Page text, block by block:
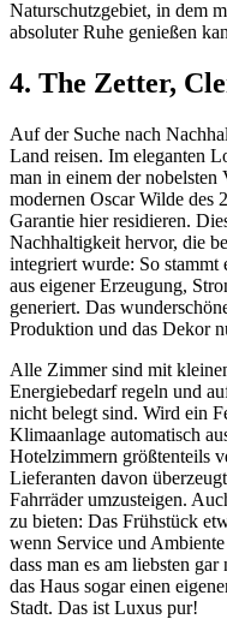
Naturschutzgebiet, in dem
absoluter Ruhe genießen
4. The Zetter,
Auf der Suche nach
Land reisen. Im eleganten
man in einem der nobelsten
modernen Oscar Wilde des
Garantie hier residieren.
Nachhaltigkeit hervor, die
integriert wurde: So stammt
aus eigener Erzeugung,
generiert. Das
Produktion und das Dekor
Alle Zimmer sind mit
Energiebedarf regeln und
nicht belegt sind. Wird ein
Klimaanlage automatisch
Hotelzimmern größtenteils
Lieferanten davon
Fahrräder umzusteigen.
zu bieten: Das Frühstück
wenn Service und
dass man es am liebsten
das Haus sogar einen
Stadt. Das ist Luxus pur!